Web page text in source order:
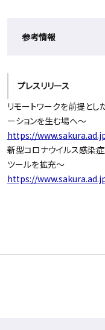
参考情報
プレスリリース
リモートワークを前提とし
ーションを生む場へ〜
https://
新型コロナウイルス感染
ツールを拡充〜
https://